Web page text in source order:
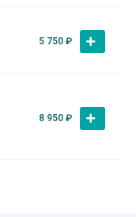
5 750 ₽
8 950 ₽